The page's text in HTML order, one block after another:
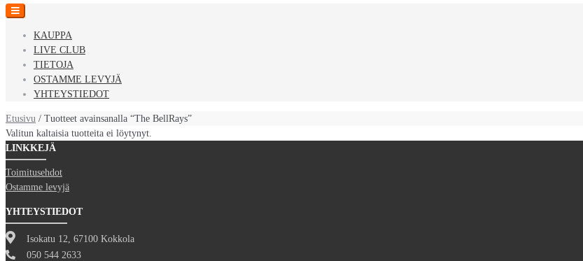
KAUPPA
LIVE CLUB
TIETOJA
OSTAMME LEVYJÄ
YHTEYSTIEDOT
Etusivu / Tuotteet avainsanalla “The BellRays”
Valitun kaltaisia tuotteita ei löytynyt.
LINKKEJÄ
Toimitusehdot
Ostamme levyjä
YHTEYSTIEDOT
Isokatu 12, 67100 Kokkola
050 544 2633